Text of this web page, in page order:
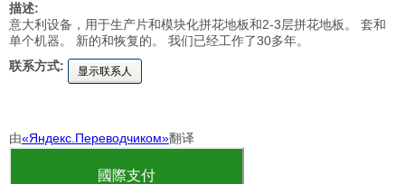
描述:
意大利设备，用于生产片和模块化拼花地板和2-3层拼花地板。 套和
单个机器。 新的和恢复的。 我们已经工作了30多年。
联系方式:
显示联系人
由«Яндекс.Переводчиком»翻译
國際支付